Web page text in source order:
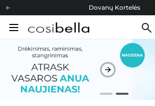
Dovanų Kortelės
Cosibella lojalumo programa
Dovanų Kortelės